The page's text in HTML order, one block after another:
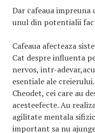
Dar cafeaua
unul din potentialii
Cafeaua afecteaza
Cat despre influenta
nervos, intr-
esentiale ale
Cheodet, cei care au
acesteefecte. Au
agilitate mentala
important sa nu